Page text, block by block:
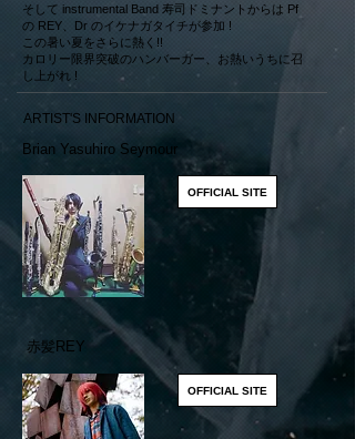
そして instrumental Band 寿司ドミナントからは Pf
の REY、Dr のイケナガタイチが参加 !
この暑い夏をさらに熱く!!
カロリー限界突破のハンバーガー、お熱いうちに召
し上がれ !
ARTIST'S INFORMATION
Brian Yasuhiro Seymour
OFFICIAL SITE
赤髪REY
OFFICIAL SITE